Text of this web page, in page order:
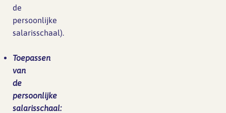
de
persoonlijke
salarisschaal).
Toepassen
van
de
persoonlijke
salarisschaal: